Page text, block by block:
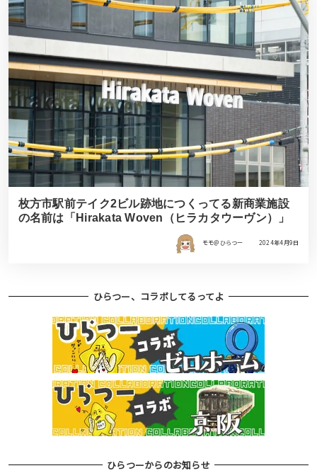
枚方市駅前テイク2ビル跡地につくってる新商業施設
の名前は「Hirakata Woven（ヒラカタウーヴン）」
モモ＠ひらつー 2024年4月9日
ひらつー、コラボしてるってよ
ひらつーからのお知らせ